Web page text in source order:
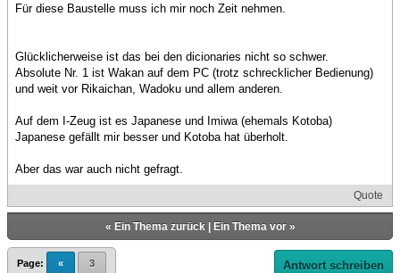
Für diese Baustelle muss ich mir noch Zeit nehmen.
Glücklicherweise ist das bei den dicionaries nicht so schwer.
Absolute Nr. 1 ist Wakan auf dem PC (trotz schrecklicher Bedienung)
und weit vor Rikaichan, Wadoku und allem anderen.
Auf dem I-Zeug ist es Japanese und Imiwa (ehemals Kotoba)
Japanese gefällt mir besser und Kotoba hat überholt.
Aber das war auch nicht gefragt.
Quote
« Ein Thema zurück| Ein Thema vor»
Page: « 3 Antwort schreiben